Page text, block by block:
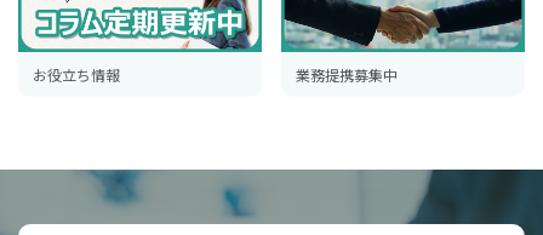
お役立ち情報 業務提携募集中